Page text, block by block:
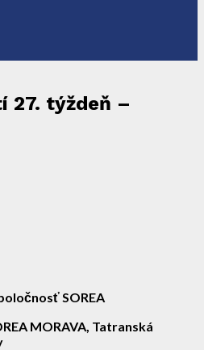
27. týždeň –
SOREA
MORAVA, Tatranská